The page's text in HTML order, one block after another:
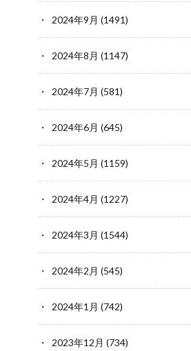
2024年9月 (1491)
2024年8月 (1147)
2024年7月 (581)
2024年6月 (645)
2024年5月 (1159)
2024年4月 (1227)
2024年3月 (1544)
2024年2月 (545)
2024年1月 (742)
2023年12月 (734)